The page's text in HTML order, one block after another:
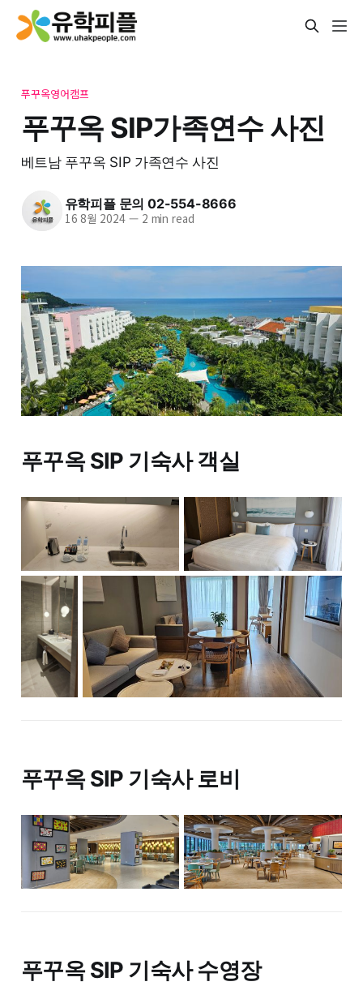
푸꾸옥영어캠프
푸꾸옥 SIP가족연수 사진
베트남 푸꾸옥 SIP 가족연수 사진
유학피플 문의 02-554-8666
16 8월 2024 —2 min read
푸꾸옥 SIP 기숙사 객실
푸꾸옥 SIP 기숙사 로비
푸꾸옥 SIP 기숙사 수영장